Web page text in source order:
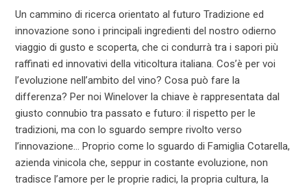
Un cammino di ricerca orientato al futuro Tradizione ed
innovazione sono i principali ingredienti del nostro odierno
viaggio di gusto e scoperta, che ci condurrà tra i sapori più
raffinati ed innovativi della viticoltura italiana. Cos’è per voi
l’evoluzione nell’ambito del vino? Cosa può fare la
differenza? Per noi Winelover la chiave è rappresentata dal
giusto connubio tra passato e futuro: il rispetto per le
tradizioni, ma con lo sguardo sempre rivolto verso
l’innovazione… Proprio come lo sguardo di Famiglia Cotarella,
azienda vinicola che, seppur in costante evoluzione, non
tradisce l’amore per le proprie radici, la propria cultura, la